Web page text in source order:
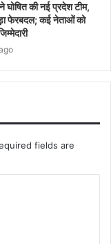
घोषित की नई प्रदेश टीम,
फेरबदल; कई नेताओं को
fields are